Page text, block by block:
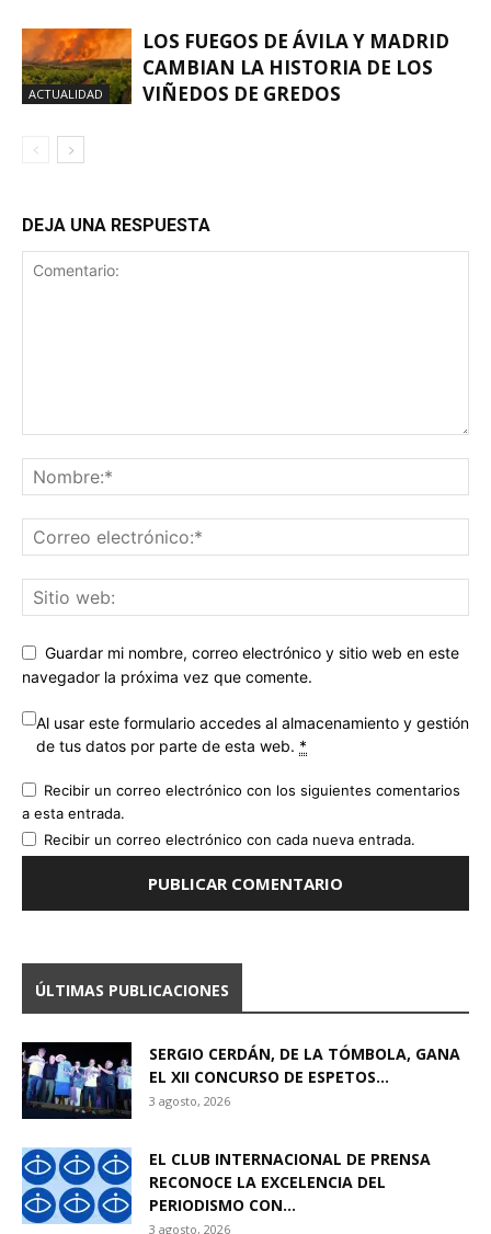
ACTUALIDAD
LOS FUEGOS DE ÁVILA Y MADRID
CAMBIAN LA HISTORIA DE LOS
VIÑEDOS DE GREDOS
DEJA UNA RESPUESTA
Guardar mi nombre, correo electrónico y sitio web en este
navegador la próxima vez que comente.
Al usar este formulario accedes al almacenamiento y gestión
de tus datos por parte de esta web. *
Recibir un correo electrónico con los siguientes comentarios
a esta entrada.
Recibir un correo electrónico con cada nueva entrada.
ÚLTIMAS PUBLICACIONES
SERGIO CERDÁN, DE LA TÓMBOLA, GANA
EL XII CONCURSO DE ESPETOS...
3 agosto, 2026
EL CLUB INTERNACIONAL DE PRENSA
RECONOCE LA EXCELENCIA DEL
PERIODISMO CON...
3 agosto, 2026